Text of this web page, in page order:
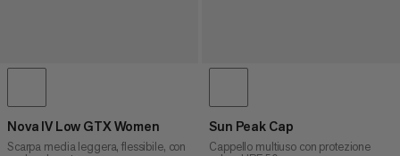
Nova IV Low GTX Women
Scarpa media leggera, flessibile, con
Sun Peak Cap
Cappello multiuso con protezione